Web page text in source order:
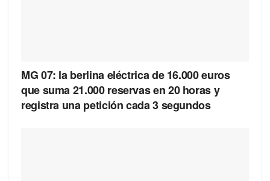
MG 07: la berlina eléctrica de 16.000 euros
que suma 21.000 reservas en 20 horas y
registra una petición cada 3 segundos